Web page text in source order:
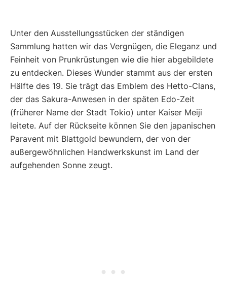
Unter den Ausstellungsstücken der ständigen
Sammlung hatten wir das Vergnügen, die Eleganz und
Feinheit von Prunkrüstungen wie die hier abgebildete
zu entdecken. Dieses Wunder stammt aus der ersten
Hälfte des 19. Sie trägt das Emblem des Hetto-Clans,
der das Sakura-Anwesen in der späten Edo-Zeit
(früherer Name der Stadt Tokio) unter Kaiser Meiji
leitete. Auf der Rückseite können Sie den japanischen
Paravent mit Blattgold bewundern, der von der
außergewöhnlichen Handwerkskunst im Land der
aufgehenden Sonne zeugt.